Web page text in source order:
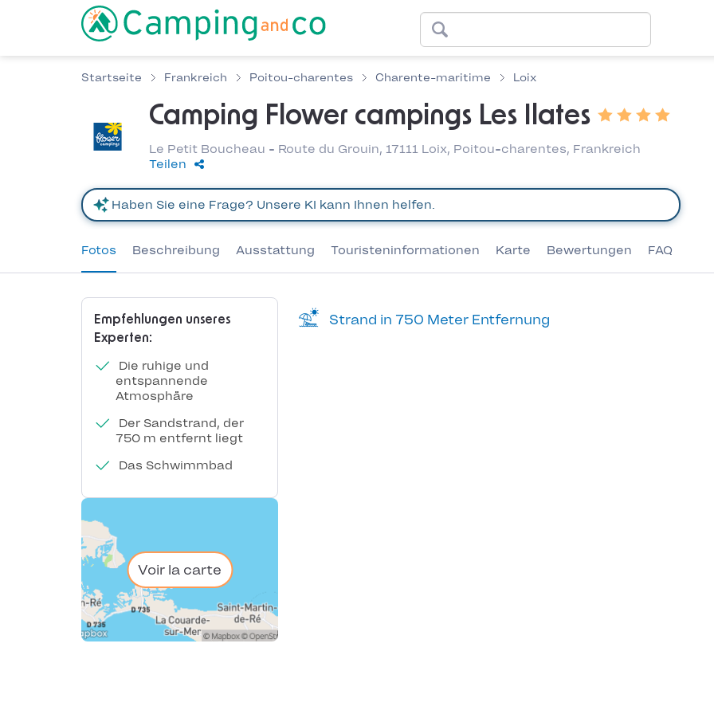
Startseite Frankreich Poitou-charentes Charente-maritime Loix
Camping Flower campings Les Ilates
Le Petit Boucheau - Route du Grouin, 17111 Loix, Poitou-charentes, Frankreich
Teilen
Fotos Beschreibung Ausstattung Touristeninformationen Karte Bewertungen FAQ
Empfehlungen unseres
Experten:
Die ruhige und
entspannende
Atmosphäre
Der Sandstrand, der
750 m entfernt liegt
Das Schwimmbad
Voir la carte
Strand in 750 Meter Entfernung